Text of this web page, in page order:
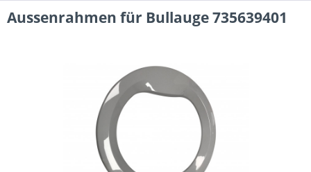
Aussenrahmen für Bullauge 735639401